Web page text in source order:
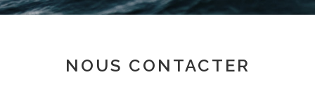
NOUS CONTACTER